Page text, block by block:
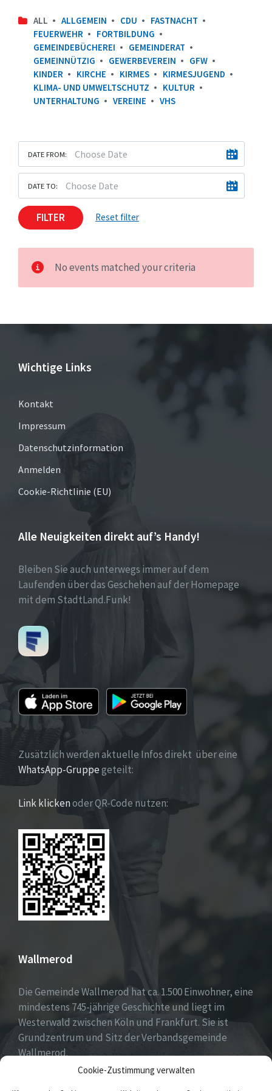
Cookie-Zustimmung verwalten
ALL ALLGEMEIN CDU
FASTNACHT
FEUERWEHR
FORTBILDUNG
GEMEINDEBÜCHEREI
GEMEINDERAT
GEMEINNÜTZIG
GEWERBEVEREIN
GFW
KINDER
KIRCHE KIRMES
KIRMESJUGEND
KLIMA- UND UMWELTSCHUTZ
KULTUR
UNTERHALTUNG
VEREINE VHS
DATE FROM:
DATE TO:
FILTER Reset filter
No events matched your criteria
Wichtige Links
Kontakt
Impressum
Datenschutzinformation
Anmelden
Cookie-Richtlinie (EU)
Alle Neuigkeiten direkt auf’s Handy!
Bleiben Sie auch unterwegs immer auf dem
Laufenden über das Geschehen auf der Homepage
mit dem StadtLand.Funk!
Zusätzlich werden aktuelle Infos direkt über eine
WhatsApp-Gruppegeteilt:
Link klickenoder QR-Code nutzen:
Wallmerod
Die Gemeinde Wallmerod hat ca. 1.500 Einwohner, eine
mindestens 745-jährige Geschichte und liegt im
Westerwald zwischen Köln und Frankfurt. Sie ist
Grundzentrum und Sitz der Verbandsgemeinde
Wallmerod.